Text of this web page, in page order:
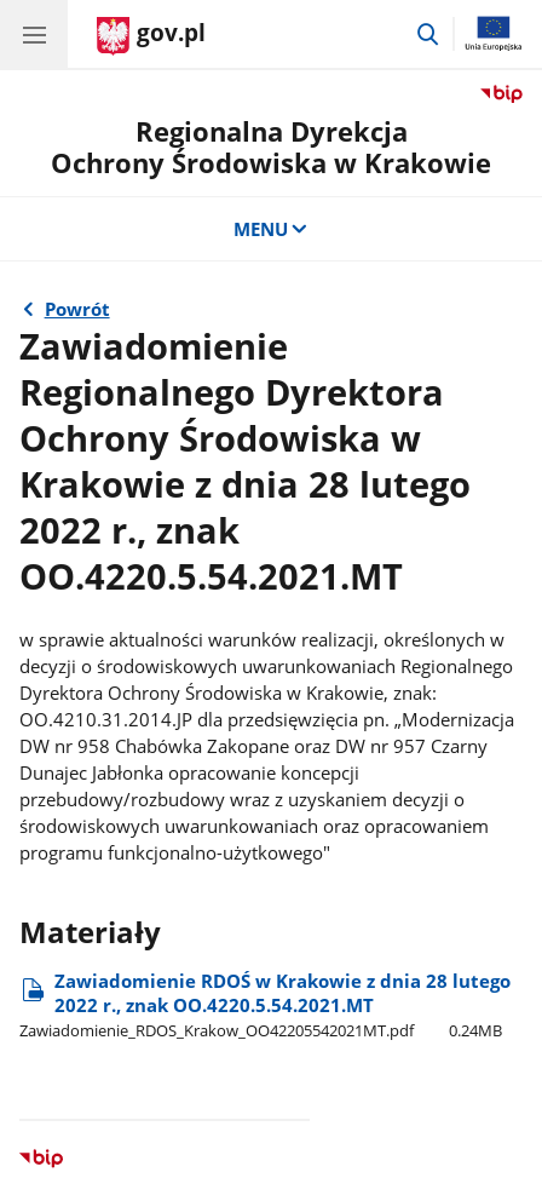
gov.pl
przejdź
Regionalna Dyrekcja
Ochrony Środowiska w Krakowie
MENU
Powrót
Zawiadomienie
Regionalnego Dyrektora
Ochrony Środowiska w
Krakowie z dnia 28 lutego
2022 r., znak
OO.4220.5.54.2021.MT
w sprawie aktualności warunków realizacji, określonych w
decyzji o środowiskowych uwarunkowaniach Regionalnego
Dyrektora Ochrony Środowiska w Krakowie, znak:
OO.4210.31.2014.JP dla przedsięwzięcia pn. „Modernizacja
DW nr 958 Chabówka Zakopane oraz DW nr 957 Czarny
Dunajec Jabłonka opracowanie koncepcji
przebudowy/rozbudowy wraz z uzyskaniem decyzji o
środowiskowych uwarunkowaniach oraz opracowaniem
programu funkcjonalno-użytkowego"
Materiały
Zawiadomienie RDOŚ w Krakowie z dnia 28 lutego
2022 r., znak OO.4220.5.54.2021.MT
Zawiadomienie​_RDOS​_Krakow​_OO42205542021MT.pdf 0.24MB